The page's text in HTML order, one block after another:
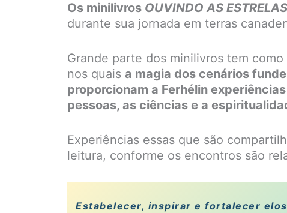
Os minilivros OUVINDO AS ESTRELAS
durante sua jornada em terras
Grande parte dos minilivros tem
nos quais a magia dos cenários
proporcionam a Ferhélin
pessoas, as ciências e a
Experiências essas que são
leitura, conforme os encontros são
Estabelecer, inspirar e fortalecer